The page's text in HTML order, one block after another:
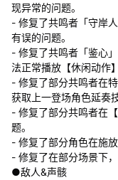
现异常的问题。
- 修复了共鸣者「守岸
有误的问题。
- 修复了共鸣者「鉴心
法正常播放【休闲动作
- 修复了部分共鸣者在
获取上一登场角色延奏
- 修复了部分共鸣者在
题。
- 修复了部分角色在施
- 修复了在部分场景下
●敌人&声骸